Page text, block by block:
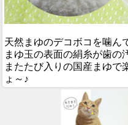
天然まゆのデコボコを噛ん
まゆ玉の表面の絹糸が歯の
またたび入りの国産まゆで
ょ～♪